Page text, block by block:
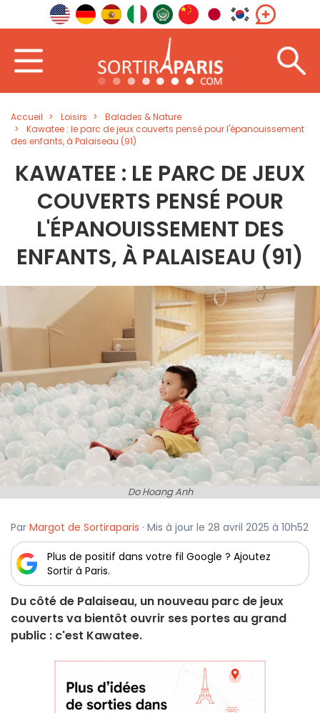
Accueil Loisirs
Balades & Nature
Kawatee : le parc de jeux couverts pensé pour l'épanouissement
des enfants, à Palaiseau (91)
KAWATEE : LE PARC DE JEUX
COUVERTS PENSÉ POUR
L'ÉPANOUISSEMENT DES
ENFANTS, À PALAISEAU (91)
Do Hoang Anh
Par Margot de Sortiraparis · Mis à jour le 28 avril 2025 à 10h52
Plus de positif dans votre fil Google ? Ajoutez
Sortir à Paris.
Du côté de Palaiseau, un nouveau parc de jeux
couverts va bientôt ouvrir ses portes au grand
public : c'est Kawatee.